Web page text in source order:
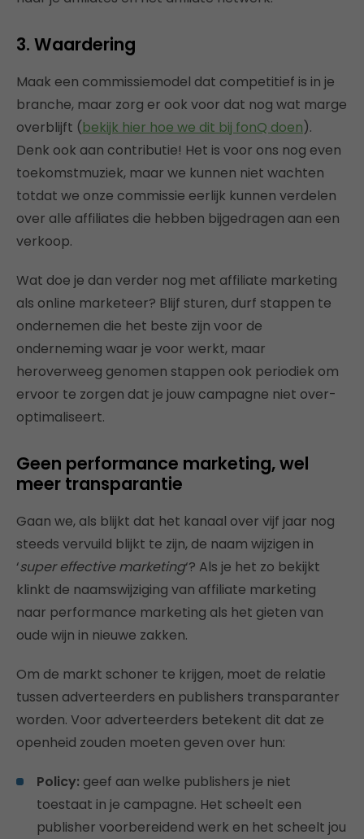
3. Waardering
Maak een commissiemodel dat competitief is in je
branche, maar zorg er ook voor dat nog wat marge
overblijft (bekijk hier hoe we dit bij fonQ doen).
Denk ook aan contributie! Het is voor ons nog even
toekomstmuziek, maar we kunnen niet wachten
totdat we onze commissie eerlijk kunnen verdelen
over alle affiliates die hebben bijgedragen aan een
verkoop.
Wat doe je dan verder nog met affiliate marketing
als online marketeer? Blijf sturen, durf stappen te
ondernemen die het beste zijn voor de
onderneming waar je voor werkt, maar
heroverweeg genomen stappen ook periodiek om
ervoor te zorgen dat je jouw campagne niet over-
optimaliseert.
Geen performance marketing, wel
meer transparantie
Gaan we, als blijkt dat het kanaal over vijf jaar nog
steeds vervuild blijkt te zijn, de naam wijzigen in
‘super effective marketing‘? Als je het zo bekijkt
klinkt de naamswijziging van affiliate marketing
naar performance marketing als het gieten van
oude wijn in nieuwe zakken.
Om de markt schoner te krijgen, moet de relatie
tussen adverteerders en publishers transparanter
worden. Voor adverteerders betekent dit dat ze
openheid zouden moeten geven over hun:
Policy: geef aan welke publishers je niet
toestaat in je campagne. Het scheelt een
publisher voorbereidend werk en het scheelt jou